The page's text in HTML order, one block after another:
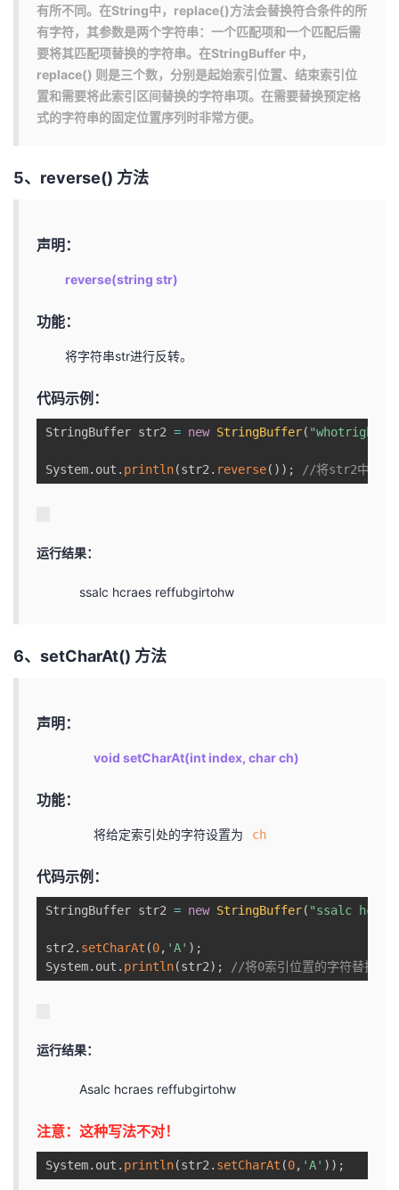
有所不同。在String中，replace()方法会替换符合条件的所
有字符，其参数是两个字符串：一个匹配项和一个匹配后需
要将其匹配项替换的字符串。在StringBuffer 中，
replace() 则是三个数，分别是起始索引位置、结束索引位
置和需要将此索引区间替换的字符串项。在需要替换预定格
式的字符串的固定位置序列时非常方便。
5、reverse() 方法
声明：
reverse(string str)
功能：
将字符串str进行反转。
代码示例：
StringBuffer str2 = new StringBuffer(
System. out . println(str2 . reverse( ) ) ; //将str2中的数
运行结果：
ssalc hcraes reffubgirtohw
6、setCharAt() 方法
声明：
void setCharAt(int index, char ch)
功能：
将给定索引处的字符设置为 ch
代码示例：
StringBuffer str2 = new StringBuffer( "ssalc
str2 . setCharAt (0, 'A' ) ;
System. out . println(str2) ; //将0索引位置的字符替换为A
运行结果：
Asalc hcraes reffubgirtohw
注意：这种写法不对！
System. out . println(str2 . setCharAt (0, 'A' ) ) ;